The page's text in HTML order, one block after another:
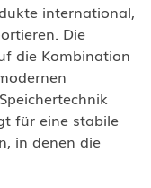
international,
Die
die Kombination
für eine stabile
in denen die